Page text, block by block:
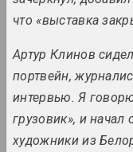
что «выставка
Артур Клинов
портвейн,
интервью. Я
грузовик», и
художники из